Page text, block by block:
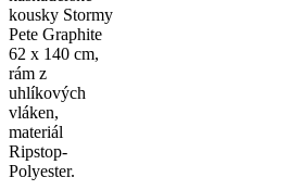
kousky Stormy
Pete Graphite
62 x 140 cm,
rám z
uhlíkových
vláken,
materiál
Ripstop-
Polyester.